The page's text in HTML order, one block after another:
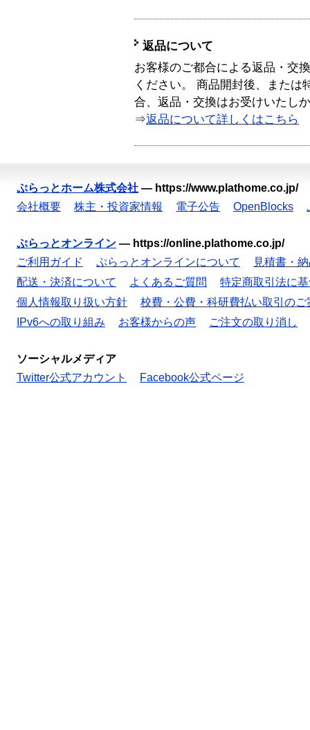
返品について
お客様のご都合による返品・交
ください。 商品開封後、または
合、返品・交換はお受けいたし
⇒返品について詳しくはこちら
ぷらっとホーム株式会社 — https://www.plathome.co.jp/
会社概要
株主・投資家情報 電子公告 OpenBlocks
ぷらっとオンライン — https://online.plathome.co.jp/
ご利用ガイド
ぷらっとオンラインについて
見積書・
配送・決済について
よくあるご質問
特定商取引法に
個人情報取り扱い方針
校費・公費・科研費払い取引のご
IPv6への取り組み
お客様からの声 ご注文の取り消し
ソーシャルメディア
Twitter公式アカウント
Facebook公式ページ